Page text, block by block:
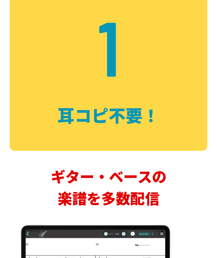
1
耳コピ不要！
ギター・ベースの
楽譜を多数配信